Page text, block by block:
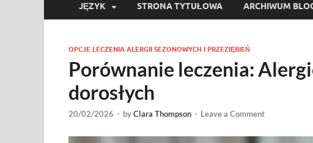
JĘZYK STRONA TYTUŁOWA ARCHIWUM
OPCJE LECZENIA ALERGII SEZONOWYCH I PRZEZIĘBIEŃ
Porównanie leczenia:
dorosłych
20/02/2026 - byClara Thompson - Leave a Comment